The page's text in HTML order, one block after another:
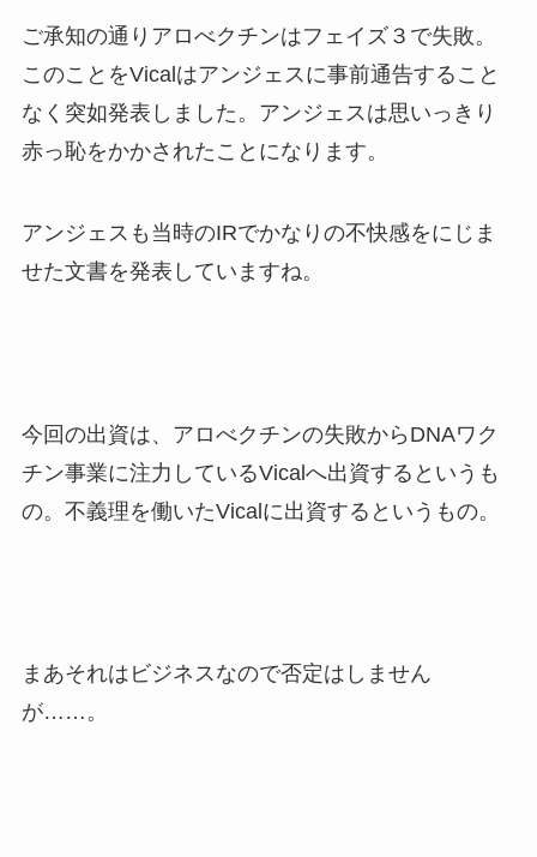
ご承知の通りアロべクチンはフェイズ３で失敗。
このことをVicalはアンジェスに事前通告すること
なく突如発表しました。アンジェスは思いっきり
赤っ恥をかかされたことになります。
アンジェスも当時のIRでかなりの不快感をにじま
せた文書を発表していますね。
今回の出資は、アロべクチンの失敗からDNAワク
チン事業に注力しているVicalへ出資するというも
の。不義理を働いたVicalに出資するというもの。
まあそれはビジネスなので否定はしません
が……。